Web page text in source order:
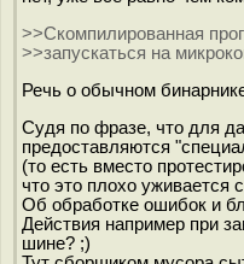
>>Скомпилированная
>>запускаться на
Речь о обычном
Судя по фразе, что для
предоставляются
(то есть вместо
что это плохо уживается
Об обработке ошибок и
Действия например при
шине? ;)